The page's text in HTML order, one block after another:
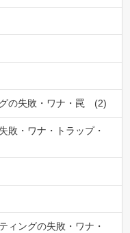
の失敗・ワナ・罠 (2)
敗・ワナ・トラップ・
ィングの失敗・ワナ・